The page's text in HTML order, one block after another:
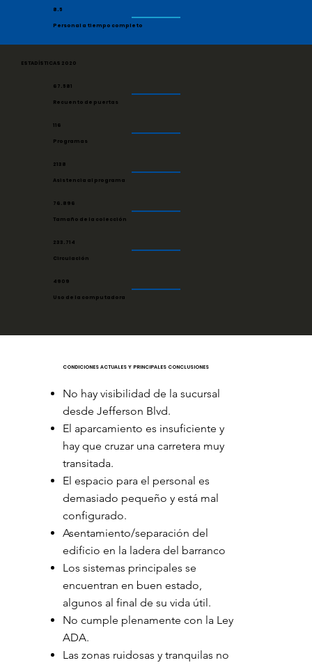
8.5
Personal a tiempo completo
ESTADÍSTICAS 2020
67.581
Recuento de puertas
116
Programas
2138
Asistencia al programa
76.896
Tamaño de la colección
233.714
Circulación
4909
Uso de la computadora
CONDICIONES ACTUALES Y PRINCIPALES CONCLUSIONES
No hay visibilidad de la sucursal
desde Jefferson Blvd.
El aparcamiento es insuficiente y
hay que cruzar una carretera muy
transitada.
El espacio para el personal es
demasiado pequeño y está mal
configurado.
Asentamiento/separación del
edificio en la ladera del barranco
Los sistemas principales se
encuentran en buen estado,
algunos al final de su vida útil.
No cumple plenamente con la Ley
ADA.
Las zonas ruidosas y tranquilas no